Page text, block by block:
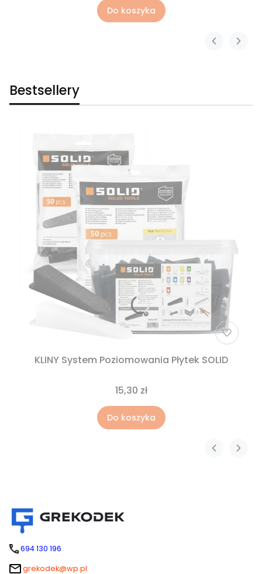
Do koszyka
Bestsellery
KLINY System Poziomowania Płytek SOLID
15,30 zł
Do koszyka
694 130 196
grekodek@wp.pl